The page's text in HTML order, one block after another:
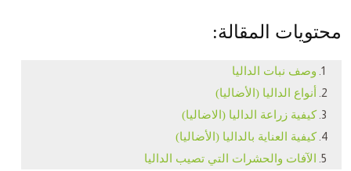
محتويات المقالة:
وصف نبات الداليا
أنواع الداليا (الأضاليا)
كيفية زراعة الداليا (الاضاليا)
كيفية العناية بالداليا (الأضاليا)
الآفات والحشرات التي تصيب الداليا